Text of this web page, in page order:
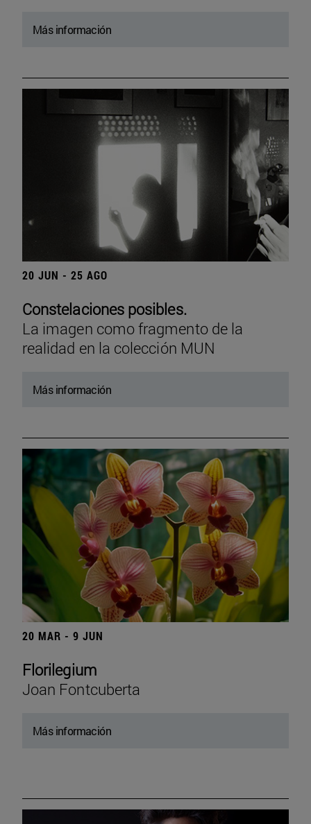
Más información
20 JUN - 25 AGO
Constelaciones posibles.
La imagen como fragmento de la
realidad en la colección MUN
Más información
20 MAR - 9 JUN
Florilegium
Joan Fontcuberta
Más información